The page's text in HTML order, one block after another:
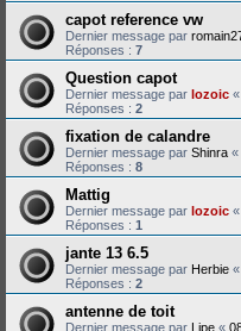
capot reference vw
Dernier message par
Réponses : 7
Question capot
Dernier message par lozoic «
Réponses : 2
fixation de calandre
Dernier message par Shinra «
Réponses : 8
Mattig
Dernier message par lozoic «
Réponses : 1
jante 13 6.5
Dernier message par Herbie «
Réponses : 2
antenne de toit
Dernier message par Lipe «